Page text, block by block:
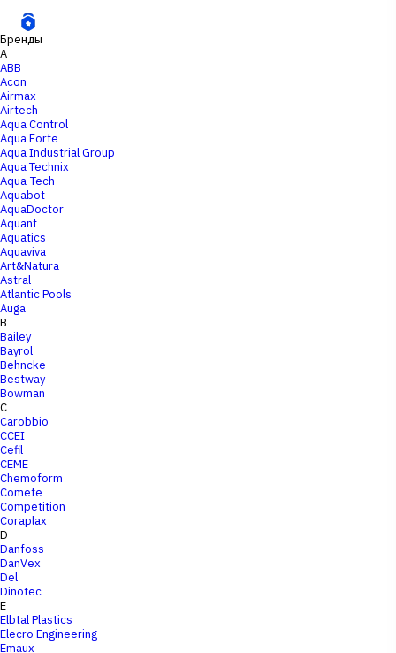
Бренды
A
ABB
Acon
Airmax
Airtech
Aqua Control
Aqua Forte
Aqua Industrial Group
Aqua Technix
Aqua-Tech
Aquabot
AquaDoctor
Aquant
Aquatics
Aquaviva
Art&Natura
Astral
Atlantic Pools
Auga
B
Bailey
Bayrol
Behncke
Bestway
Bowman
C
Carobbio
CCEI
Cefil
CEME
Chemoform
Comete
Competition
Coraplax
D
Danfoss
DanVex
Del
Dinotec
E
Elbtal Plastics
Elecro Engineering
Emaux